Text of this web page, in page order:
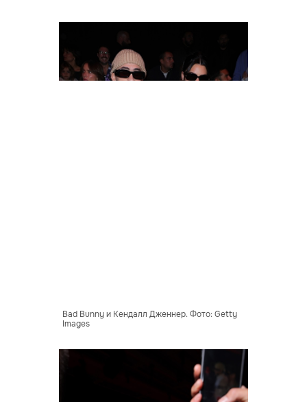
Bad Bunny и Кендалл Дженнер. Фото: Getty
Images